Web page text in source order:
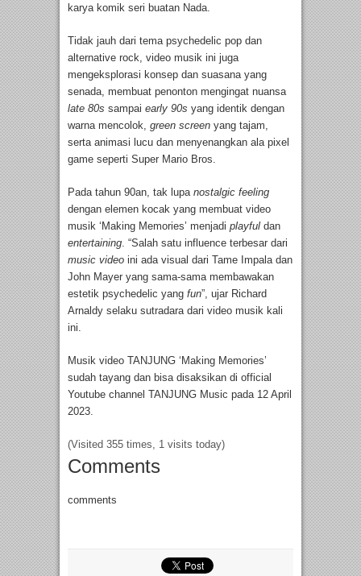
karya komik seri buatan Nada.
Tidak jauh dari tema psychedelic pop dan
alternative rock, video musik ini juga
mengeksplorasi konsep dan suasana yang
senada, membuat penonton mengingat nuansa
late 80s sampai early 90s yang identik dengan
warna mencolok, green screen yang tajam,
serta animasi lucu dan menyenangkan ala pixel
game seperti Super Mario Bros.
Pada tahun 90an, tak lupa nostalgic feeling
dengan elemen kocak yang membuat video
musik ‘Making Memories’ menjadi playful dan
entertaining . “Salah satu influence terbesar dari
music video ini ada visual dari Tame Impala dan
John Mayer yang sama-sama membawakan
estetik psychedelic yang fun”, ujar Richard
Arnaldy selaku sutradara dari video musik kali
ini.
Musik video TANJUNG ‘Making Memories’
sudah tayang dan bisa disaksikan di official
Youtube channel TANJUNG Music pada 12 April
2023.
(Visited 355 times, 1 visits today)
Comments
comments